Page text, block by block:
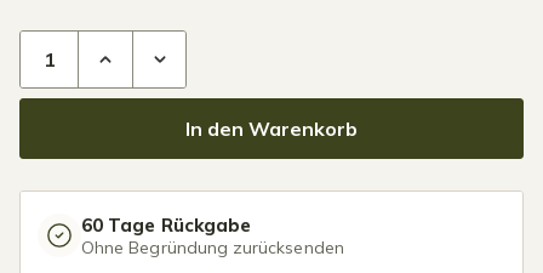
In den Warenkorb
60 Tage Rückgabe
Ohne Begründung zurücksenden